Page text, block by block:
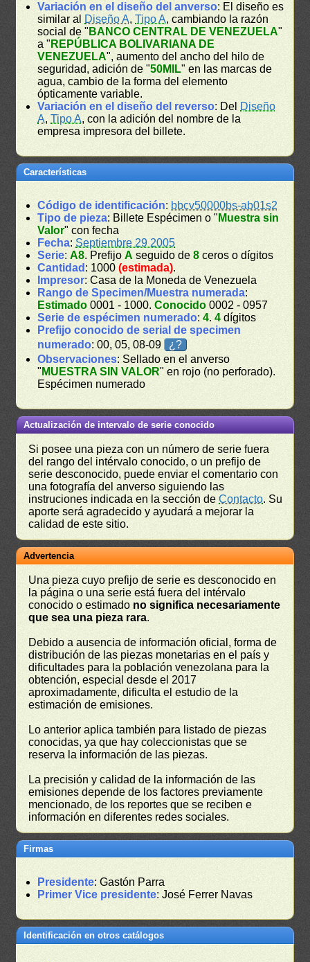
Variación en el diseño del anverso: El diseño es
similar al Diseño A,Tipo A, cambiando la razón
social de " BANCO CENTRAL DE VENEZUELA"
a " REPÚBLICA BOLIVARIANA DE
VENEZUELA", aumento del ancho del hilo de
seguridad, adición de "50MIL" en las marcas de
agua, cambio de la forma del elemento
ópticamente variable.
Variación en el diseño del reverso: Del Diseño
A,Tipo A, con la adición del nombre de la
empresa impresora del billete.
Características
Código de identificación: bbcv50000bs-ab01s2
Tipo de pieza: Billete Espécimen o " Muestra sin
Valor" con fecha
Fecha: Septiembre 29 2005
Serie: A8. PrefijoA seguido de8 ceros o dígitos
Cantidad : 1000(estimada).
Impresor: Casa de la Moneda de Venezuela
Rango de Specimen/Muestra numerada:
Estimado 0001 - 1000.Conocido 0002 - 0957
Serie de espécimen numerado:4.4 dígitos
Prefijo conocido de serial de specimen
numerado: 00, 05, 08-09
¿?
Observaciones: Sellado en el anverso
" MUESTRA SIN VALOR" en rojo (no perforado).
Espécimen numerado
Actualización de intervalo de serie conocido
Si posee una pieza con un número de serie fuera
del rango del intérvalo conocido, o un prefijo de
serie desconocido, puede enviar el comentario con
una fotografía del anverso siguiendo las
instruciones indicada en la sección deContacto. Su
aporte será agradecido y ayudará a mejorar la
calidad de este sitio.
Advertencia
Una pieza cuyo prefijo de serie es desconocido en
la página o una serie está fuera del intérvalo
conocido o estimado no significa necesariamente
que sea una pieza rara.
Debido a ausencia de información oficial, forma de
distribución de las piezas monetarias en el país y
dificultades para la población venezolana para la
obtención, especial desde el 2017
aproximadamente, dificulta el estudio de la
estimación de emisiones.
Lo anterior aplica también para listado de piezas
conocidas, ya que hay coleccionistas que se
reserva la información de las piezas.
La precisión y calidad de la información de las
emisiones depende de los factores previamente
mencionado, de los reportes que se reciben e
información en diferentes redes sociales.
Firmas
Presidente: Gastón Parra
Primer Vice presidente: José Ferrer Navas
Identificación en otros catálogos